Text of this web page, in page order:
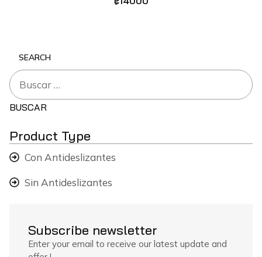
SEARCH
Product Type
Con Antideslizantes
Sin Antideslizantes
Subscribe newsletter
Enter your email to receive our latest update and